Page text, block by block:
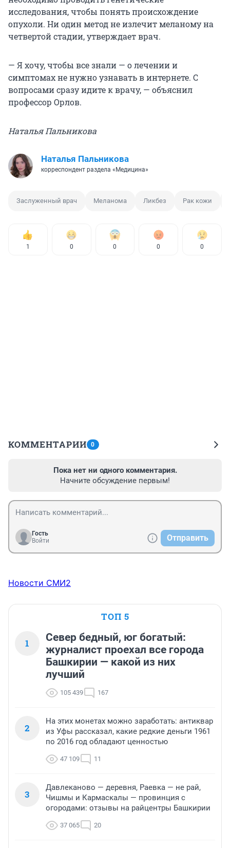
исследования, чтобы понять происхождение
опухоли. Ни один метод не излечит меланому на
четвертой стадии, утверждает врач.
— Я хочу, чтобы все знали — о лечении и
симптомах не нужно узнавать в интернете. С
вопросами сразу идите к врачу, — объяснил
профессор Орлов.
Наталья Пальникова
Наталья Пальникова
корреспондент раздела «Медицина»
Заслуженный врач Меланома Ликбез Рак кожи
1 0 0 0 0
КОММЕНТАРИИ 0
Пока нет ни одного комментария.
Начните обсуждение первым!
Гость
Войти
Отправить
Новости СМИ2
ТОП 5
1
Север бедный, юг богатый:
журналист проехал все города
Башкирии — какой из них
лучший
105 439 167
2
На этих монетах можно заработать: антиквар
из Уфы рассказал, какие редкие деньги 1961
по 2016 год обладают ценностью
47 109 11
3
Давлеканово — деревня, Раевка — не рай,
Чишмы и Кармаскалы — провинция с
огородами: отзывы на райцентры Башкирии
37 065 20